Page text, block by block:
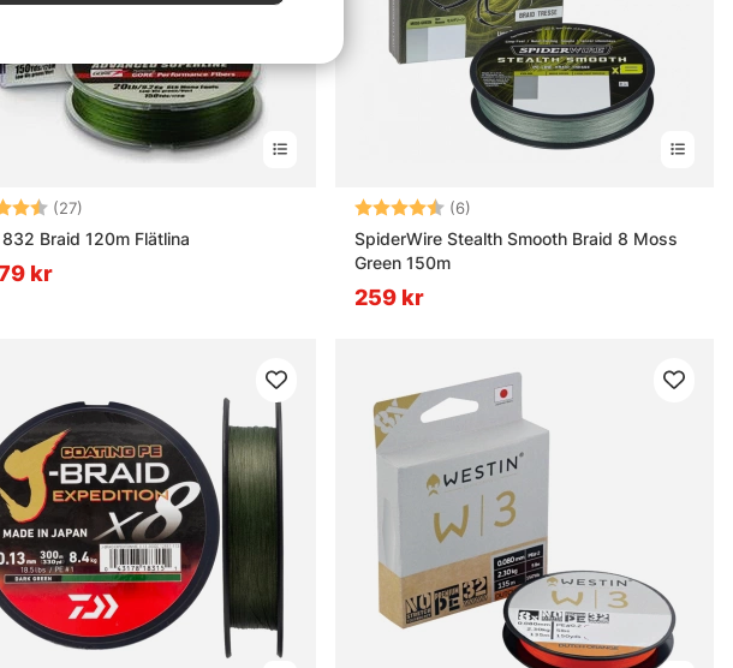
(27)
Braid 120m Flätlina
kr
Betyg: (6)
SpiderWire Stealth Smooth Braid 8 Moss
Green 150m
259 kr